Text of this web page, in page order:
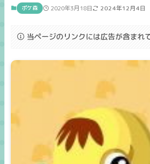
ポケ森 2020年3月18日 2024年12月4日
当ページのリンクには広告が含まれ